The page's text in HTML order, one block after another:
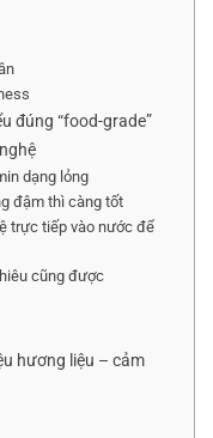
đúng “food-grade”
dạng lỏng
đậm thì càng tốt
trực tiếp vào nước để
cũng được
hương liệu – cảm